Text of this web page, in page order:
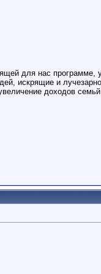
для нас
искрящие и
доходов